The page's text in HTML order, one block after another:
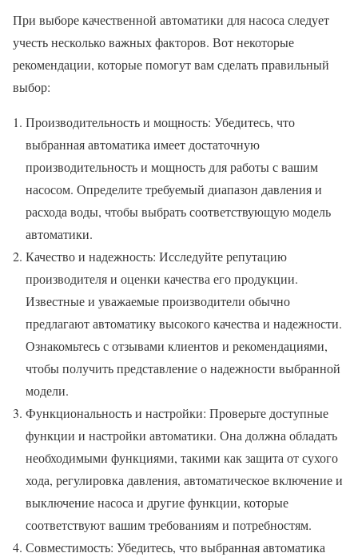
При выборе качественной автоматики для насоса следует
учесть несколько важных факторов. Вот некоторые
рекомендации, которые помогут вам сделать правильный
выбор:
Производительность и мощность: Убедитесь, что
выбранная автоматика имеет достаточную
производительность и мощность для работы с вашим
насосом. Определите требуемый диапазон давления и
расхода воды, чтобы выбрать соответствующую модель
автоматики.
Качество и надежность: Исследуйте репутацию
производителя и оценки качества его продукции.
Известные и уважаемые производители обычно
предлагают автоматику высокого качества и надежности.
Ознакомьтесь с отзывами клиентов и рекомендациями,
чтобы получить представление о надежности выбранной
модели.
Функциональность и настройки: Проверьте доступные
функции и настройки автоматики. Она должна обладать
необходимыми функциями, такими как защита от сухого
хода, регулировка давления, автоматическое включение и
выключение насоса и другие функции, которые
соответствуют вашим требованиям и потребностям.
Совместимость: Убедитесь, что выбранная автоматика